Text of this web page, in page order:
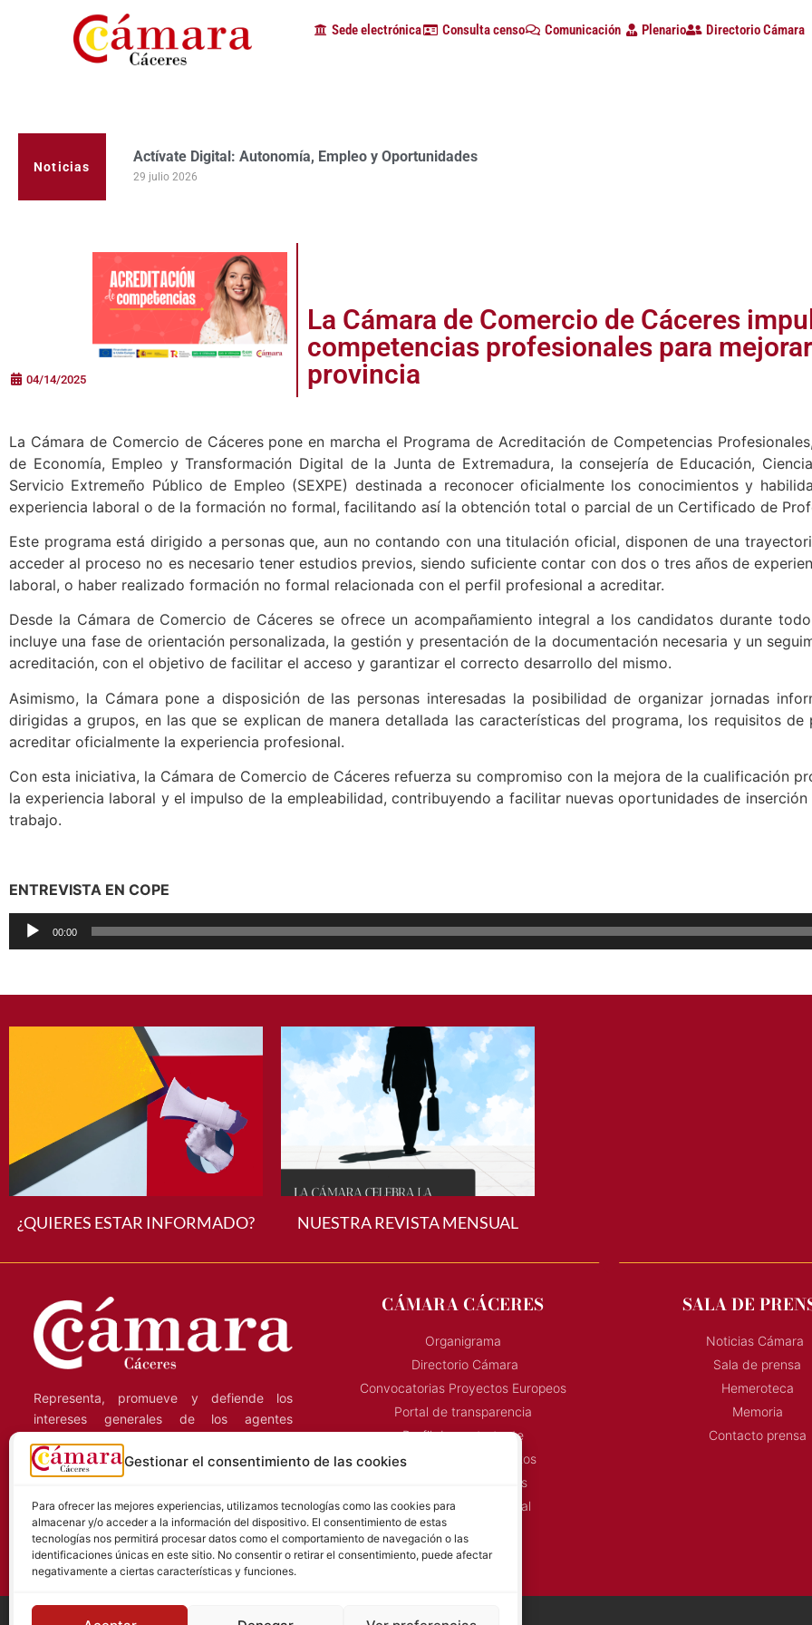
Gestionar el consentimiento de las cookies
Para ofrecer las mejores experiencias, utilizamos tecnologías como las cookies para
almacenar y/o acceder a la información del dispositivo. El consentimiento de estas
tecnologías nos permitirá procesar datos como el comportamiento de navegación o las
identificaciones únicas en este sitio. No consentir o retirar el consentimiento, puede afectar
negativamente a ciertas características y funciones.
Sede electrónica Consulta censo Comunicación Plenario Directorio Cámara
Noticias
Actívate Digital: Autonomía, Empleo y Oportunidades
29 julio 2026
04/14/2025
La Cámara de Comercio de Cáceres
competencias profesionales para
provincia
La Cámara de Comercio de Cáceres pone en marcha el Programa de Acreditación de Competencias
de Economía, Empleo y Transformación Digital de la Junta de Extremadura, la consejería de Educación,
Servicio Extremeño Público de Empleo (SEXPE) destinada a reconocer oficialmente los conocimientos y
experiencia laboral o de la formación no formal, facilitando así la obtención total o parcial de un Certificado de
Este programa está dirigido a personas que, aun no contando con una titulación oficial, disponen de una
acceder al proceso no es necesario tener estudios previos, siendo suficiente contar con dos o tres años de
laboral, o haber realizado formación no formal relacionada con el perfil profesional a acreditar.
Desde la Cámara de Comercio de Cáceres se ofrece un acompañamiento integral a los candidatos durante
incluye una fase de orientación personalizada, la gestión y presentación de la documentación necesaria y un
acreditación, con el objetivo de facilitar el acceso y garantizar el correcto desarrollo del mismo.
Asimismo, la Cámara pone a disposición de las personas interesadas la posibilidad de organizar jornadas
dirigidas a grupos, en las que se explican de manera detallada las características del programa, los requisitos
acreditar oficialmente la experiencia profesional.
Con esta iniciativa, la Cámara de Comercio de Cáceres refuerza su compromiso con la mejora de la cualificación
la experiencia laboral y el impulso de la empleabilidad, contribuyendo a facilitar nuevas oportunidades de
trabajo.
ENTREVISTA EN COPE
Reproductor
de
00:00
¿QUIERES ESTAR INFORMADO? NUESTRA REVISTA MENSUAL
Representa, promueve y defiende los
intereses generales de los agentes
a las empresas que ejercen su actividad en
la provincia de Cáceres.
CÁMARA CÁCERES
Organigrama
Directorio Cámara
Convocatorias Proyectos Europeos
Portal de transparencia
Perfil de contratante
Convocatoria Proyectos
Horarios Comerciales
Señalización Comercial
Contacto
Directorio AEXTIC
SALA DE
Noticias Cámara
Sala de prensa
Hemeroteca
Memoria
Contacto prensa